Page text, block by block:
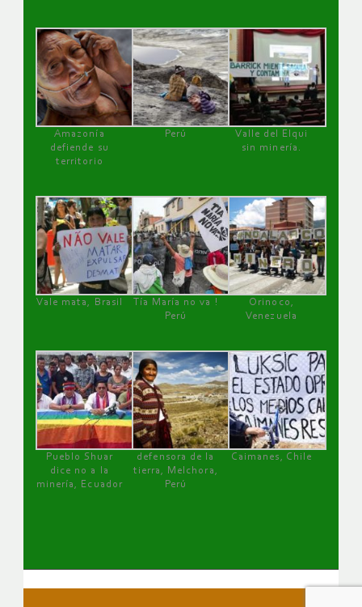
Amazonía
defiende su
territorio
Perú
Valle del Elqui
sin minería.
Vale mata, Brasil
Tía María no va !
Perú
Orinoco,
Venezuela
Pueblo Shuar
dice no a la
minería, Ecuador
defensora de la
tierra, Melchora,
Perú
Caimanes, Chile